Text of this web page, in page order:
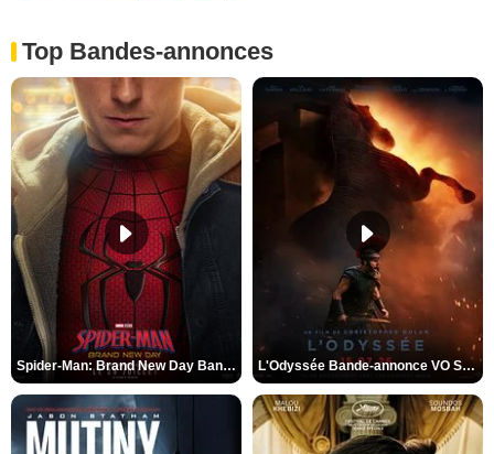
Top Bandes-annonces
Spider-Man: Brand New Day Bande-annonce VO STFR L'Odyssée Bande-annonce VO STFR